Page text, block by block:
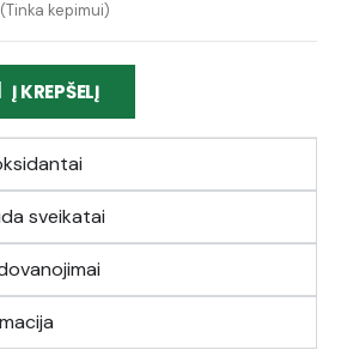
kepimui)
Į KREPŠELĮ
sveikatai